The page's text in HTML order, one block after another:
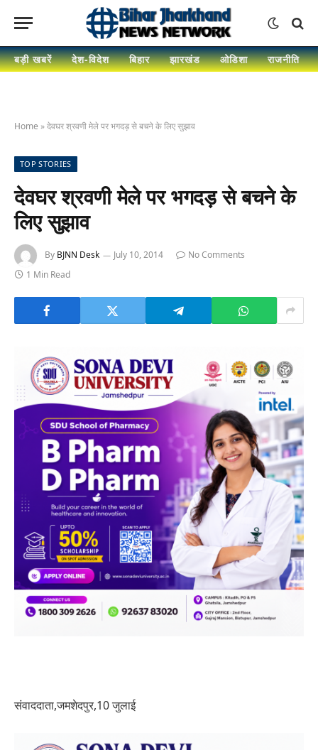
बड़ी खबरें देश-विदेश बिहार झारखंड ओडिशा राजनीति
Home »देवघर श्रवणी मेले पर भगदड़ से बचने के लिए सुझाव
TOP STORIES
देवघर श्रवणी मेले पर भगदड़ से बचने के
लिए सुझाव
By BJNN Desk July 10, 2014
No Comments
1 Min Read
संवाददाता,जमशेदपुर,10 जुलाई